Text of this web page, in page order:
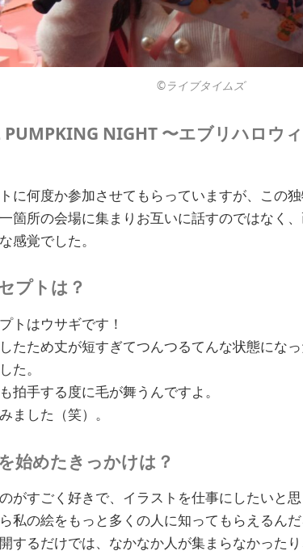
©︎ライブタイムズ
PUMPKING NIGHT 〜エブリハロウ
に何度か参加させてもらっていますが、この
箇所の会場に集まりお互いに話すのではなく
感覚でした。
プトは？
トはウサギです！
たため丈が短すぎてつんつるてんな状態にな
た。
拍手する度に毛が舞うんですよ。
ました（笑）。
始めたきっかけは？
がすごく好きで、イラストを仕事にしたいと思
私の絵をもっと多くの人に知ってもらえるん
するだけでは、なかなか人が集まらなかった